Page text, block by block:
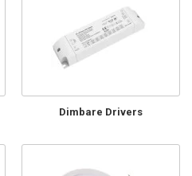
Dimbare Drivers